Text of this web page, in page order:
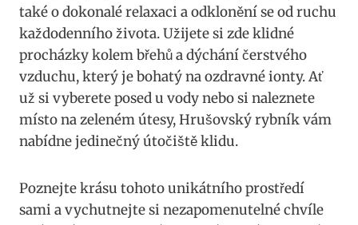
také o dokonalé relaxaci a odklonění se od ruchu
každodenního života. Užijete si zde klidné
procházky kolem břehů a dýchání čerstvého
vzduchu, který je bohatý na ozdravné ionty. Ať
už si vyberete posed u vody nebo si naleznete
místo na zeleném útesy, Hrušovský rybník vám
nabídne jedinečný útočiště klidu.
Poznejte krásu tohoto unikátního prostředí
sami a vychutnejte si nezapomenutelné chvíle